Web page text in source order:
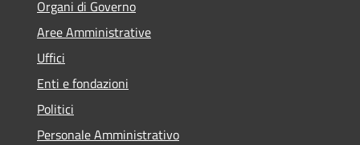
Organi di Governo
Aree Amministrative
Uffici
Enti e fondazioni
Politici
Personale Amministrativo